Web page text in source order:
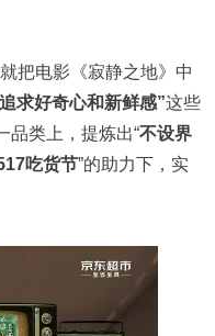
把电影《寂静之地》中
求好奇心和新鲜感”这些
品类上，提炼出“不设界
吃货节”的助力下，实